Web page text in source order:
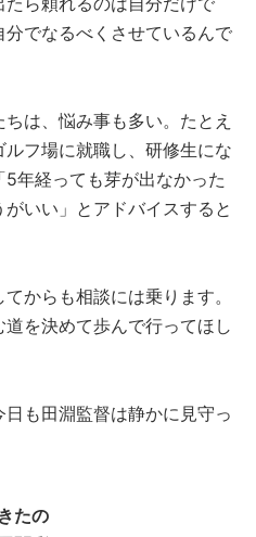
でなるべくさせているんで
は、悩み事も多い。たとえ
フ場に就職し、研修生にな
年経っても芽が出なかった
いい」とアドバイスすると
からも相談には乗ります。
を決めて歩んで行ってほし
も田淵監督は静かに見守っ
たの